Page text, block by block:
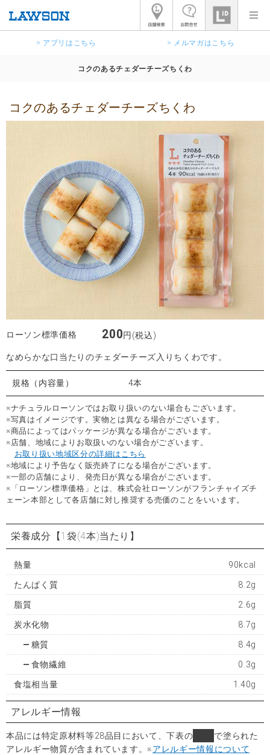
> アプリはこちら > メルマガはこちら
コクのあるチェダーチーズちくわ
コクのあるチェダーチーズちくわ
ローソン標準価格 200円(税込)
なめらかな口当たりのチェダーチーズ入りちくわです。
規格（内容量） 4本
※ナチュラルローソンではお取り扱いのない場合もございます。
※写真はイメージです。実物とは異なる場合がございます。
※商品によってはパッケージが異なる場合がございます。
※店舗、地域によりお取扱いのない場合がございます。
お取り扱い地域区分の詳細はこちら
※地域により予告なく販売終了になる場合がございます。
※一部の店舗により、発売日が異なる場合がございます。
※「ローソン標準価格」とは、株式会社ローソンがフランチャイズチ
ェーン本部として各店舗に対し推奨する売価のことをいいます。
栄養成分 【1袋(4本)当たり】
熱量 90kcal
たんぱく質 8.2g
脂質 2.6g
炭水化物 8.7g
糖質 8.4g
食物繊維 0.3g
食塩相当量 1.40g
アレルギー情報
本品には特定原材料等28品目において、下表の
で塗られた
アレルギー物質が含まれています。※アレルギー情報について